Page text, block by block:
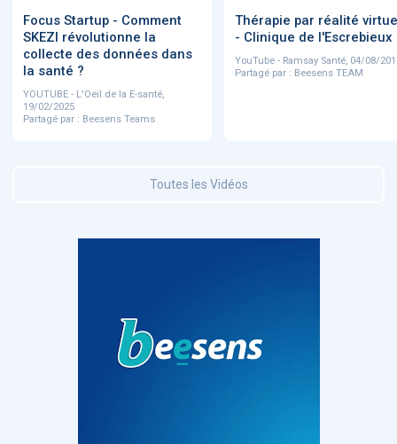
Focus Startup - Comment
SKEZI révolutionne la
collecte des données dans
la santé ?
YOUTUBE - L'Oeil de la E-santé,
19/02/2025
Partagé par : Beesens Teams
Thérapie par réalité
- Clinique de l'Escrebieux
YouTube - Ramsay Santé, 04/08/
Partagé par : Beesens TEAM
Toutes les Vidéos